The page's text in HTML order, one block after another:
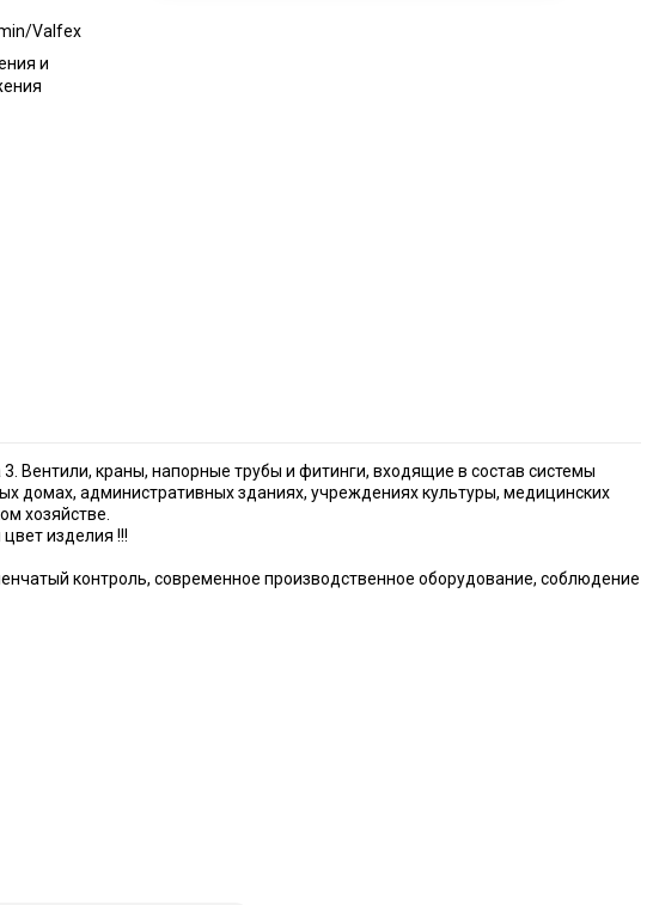
Valfex
и
Вентили, краны, напорные трубы и фитинги, входящие в состав системы
домах, административных зданиях, учреждениях культуры, медицинских
хозяйстве.
изделия !!!
контроль, современное производственное оборудование, соблюдение